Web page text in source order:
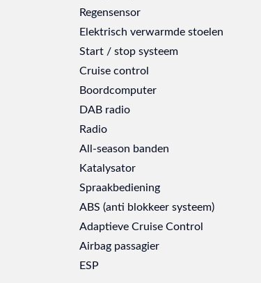
Regensensor
Elektrisch verwarmde stoelen
Start / stop systeem
Cruise control
Boordcomputer
DAB radio
Radio
All-season banden
Katalysator
Spraakbediening
ABS (anti blokkeer systeem)
Adaptieve Cruise Control
Airbag passagier
ESP